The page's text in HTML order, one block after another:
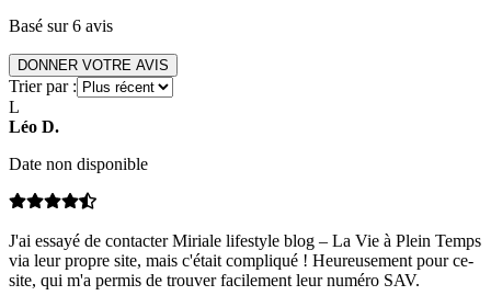
Basé sur6 avis
DONNER VOTRE AVIS
Trier par :
L
Léo D.
Date non disponible
J'ai essayé de contacter Miriale lifestyle blog – La Vie à Plein Temps
via leur propre site, mais c'était compliqué ! Heureusement pour ce-
site, qui m'a permis de trouver facilement leur numéro SAV.